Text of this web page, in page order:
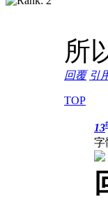
所
回覆 引
TOP
13
字